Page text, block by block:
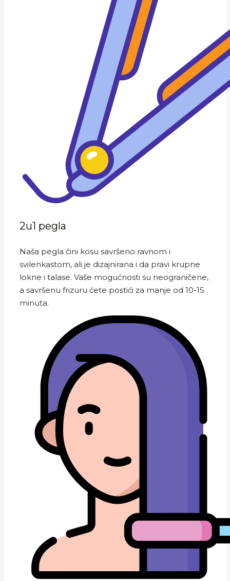
2u1 pegla
Naša pegla čini kosu savršeno ravnom i
svilenkastom, ali je dizajnirana i da pravi krupne
lokne i talase. Vaše mogućnosti su neograničene,
a savršenu frizuru ćete postići za manje od 10-15
minuta.